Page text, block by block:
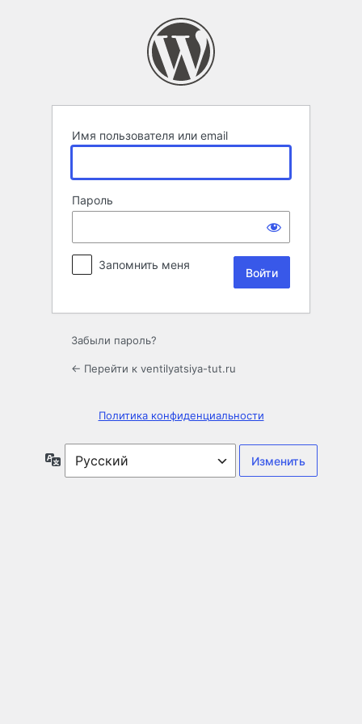
Имя пользователя или email
Пароль
Запомнить меня
Забыли пароль?
← Перейти к ventilyatsiya-tut.ru
Политика конфиденциальности
Язык